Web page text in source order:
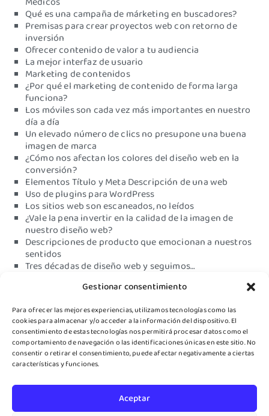
Gestionar consentimiento
Para ofrecer las mejores experiencias, utilizamos tecnologías como las
cookies para almacenar y/o acceder a la información del dispositivo. El
consentimiento de estas tecnologías nos permitirá procesar datos como el
comportamiento de navegación o las identificaciones únicas en este sitio. No
consentir o retirar el consentimiento, puede afectar negativamente a ciertas
características y funciones.
Aceptar
Qué es una campaña de márketing en buscadores?
Premisas para crear proyectos web con retorno de
inversión
Ofrecer contenido de valor a tu audiencia
La mejor interfaz de usuario
Marketing de contenidos
¿Por qué el marketing de contenido de forma larga
funciona?
Los móviles son cada vez más importantes en nuestro
día a día
Un elevado número de clics no presupone una buena
imagen de marca
¿Cómo nos afectan los colores del diseño web en la
conversión?
Elementos Título y Meta Descripción de una web
Uso de plugins para WordPress
Los sitios web son escaneados, no leídos
¿Vale la pena invertir en la calidad de la imagen de
nuestro diseño web?
Descripciones de producto que emocionan a nuestros
sentidos
Tres décadas de diseño web y seguimos…
Su alojamiento web no está en condiciones…está
Tener un sitio web que no sea funcional no generará
conversión
Premio de Turismo 2019
Interview with Aaron Amat